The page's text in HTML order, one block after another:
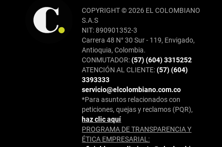
COPYRIGHT © 2026 EL COLOMBIANO
S.A.S
NIT: 890901352-3
Carrera 48 N° 30 Sur - 119, Envigado,
Antioquia, Colombia.
CONMUTADOR:(57) (604) 3315252
ATENCIÓN AL CLIENTE:(57) (604)
3393333
servicio@elcolombiano.com.co
*Para asuntos relacionados con
peticiones, quejas y reclamos (PQR),
haz clic aquí
PROGRAMA DE TRANSPARENCIA Y
ÉTICA EMPRESARIAL: